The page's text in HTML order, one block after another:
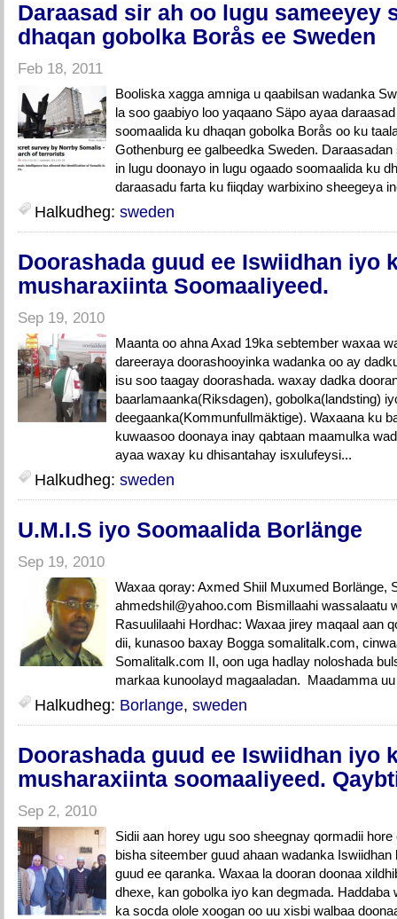
Daraasad sir ah oo lugu sameeyey
dhaqan gobolka Borås ee Sweden
Feb 18, 2011
Booliska xagga amniga u qaabilsan wadanka
la soo gaabiyo loo yaqaano Säpo ayaa
soomaalida ku dhaqan gobolka Borås oo ku
Gothenburg ee galbeedka Sweden.
in lugu doonayo in lugu ogaado soomaalida ku
daraasadu farta ku fiiqday warbixino sheegeya
Halkudheg: sweden
Doorashada guud ee Iswiidhan iyo
musharaxiinta Soomaaliyeed.
Sep 19, 2010
Maanta oo ahna Axad 19ka sebtember waxaa
dareeraya doorashooyinka wadanka oo ay
isu soo taagay doorashada. waxay dadka
baarlamaanka(Riksdagen), gobolka(landsting)
deegaanka(Kommunfullmäktige). Waxaana ku
kuwaasoo doonaya inay qabtaan maamulka
ayaa waxay ku dhisantahay isxulufeysi...
Halkudheg: sweden
U.M.I.S iyo Soomaalida Borlänge
Sep 19, 2010
Waxaa qoray: Axmed Shiil Muxumed Borlänge,
ahmedshil@yahoo.com Bismillaahi wassalaatu
Rasuulilaahi Hordhac: Waxaa jirey maqaal aan
dii, kunasoo baxay Bogga somalitalk.com,
Somalitalk.com II, oon uga hadlay noloshada
markaa kunoolayd magaaladan. Maadamma
Halkudheg: Borlange, sweden
Doorashada guud ee Iswiidhan iyo
musharaxiinta soomaaliyeed.
Sep 2, 2010
Sidii aan horey ugu soo sheegnay qormadii
bisha siteember guud ahaan wadanka
guud ee qaranka. Waxaa la dooran doonaa
dhexe, kan gobolka iyo kan degmada. Haddaba
ka socda olole xoogan oo uu xisbi walbaa